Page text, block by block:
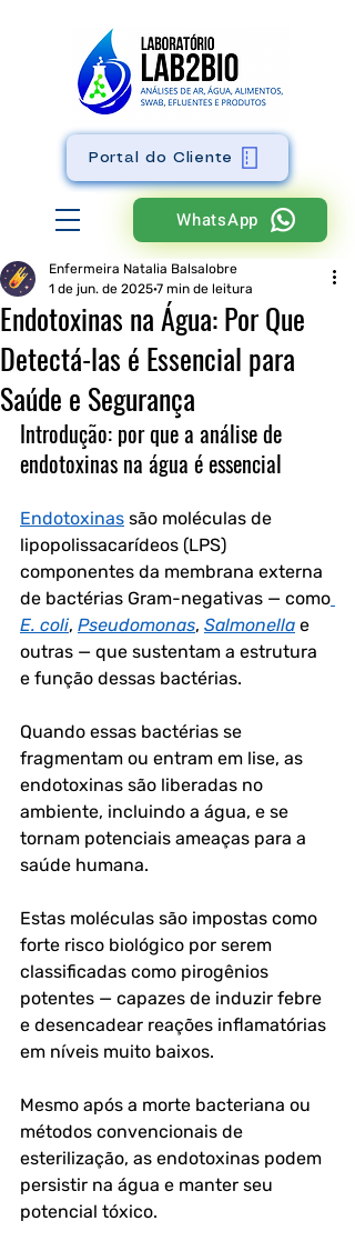
WhatsApp
Portal do Cliente
Endotoxinas na Água: Por Que
Detectá-las é Essencial para
Saúde e Segurança
Enfermeira Natalia Balsalobre
1 de jun. de 2025 7 min de leitura
Introdução: por que a análise de
endotoxinas na água é essencial
Endotoxinas são moléculas de
lipopolissacarídeos (LPS)
componentes da membrana externa
de bactérias Gram-negativas — como
E. coli, Pseudomonas, Salmonella e
outras — que sustentam a estrutura
e função dessas bactérias.
Quando essas bactérias se
fragmentam ou entram em lise, as
endotoxinas são liberadas no
ambiente, incluindo a água, e se
tornam potenciais ameaças para a
saúde humana.
Estas moléculas são impostas como
forte risco biológico por serem
classificadas como pirogênios
potentes — capazes de induzir febre
e desencadear reações inflamatórias
em níveis muito baixos.
Mesmo após a morte bacteriana ou
métodos convencionais de
esterilização, as endotoxinas podem
persistir na água e manter seu
potencial tóxico.